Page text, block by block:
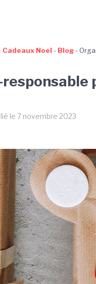
Cadeaux Noel - Blog-
le 7 novembre 2023